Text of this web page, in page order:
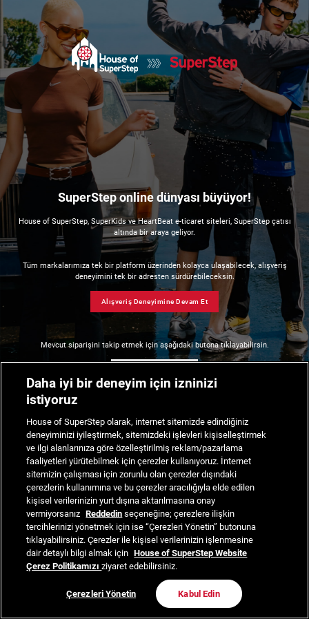
SuperStep online dünyası büyüyor!
House of SuperStep, SuperKids ve HeartBeat e-ticaret siteleri, SuperStep çatısı
altında bir araya geliyor.
Tüm markalarımıza tek bir platform üzerinden kolayca ulaşabilecek, alışveriş
deneyimini tek bir adresten sürdürebileceksin.
Alışveriş Deneyimine Devam Et
Mevcut siparişini takip etmek için aşağıdaki butona tıklayabilirsin.
Daha iyi bir deneyim için izninizi
istiyoruz
House of SuperStep olarak, internet sitemizde edindiğiniz
deneyiminizi iyileştirmek, sitemizdeki işlevleri kişiselleştirmek
ve ilgi alanlarınıza göre özelleştirilmiş reklam/pazarlama
faaliyetleri yürütebilmek için çerezler kullanıyoruz. İnternet
sitemizin çalışması için zorunlu olan çerezler dışındaki
çerezlerin kullanımına ve bu çerezler aracılığıyla elde edilen
kişisel verilerinizin yurt dışına aktarılmasına onay
vermiyorsanız Reddedin seçeneğine; çerezlere ilişkin
tercihlerinizi yönetmek için ise “Çerezleri Yönetin” butonuna
tıklayabilirsiniz. Çerezler ile kişisel verilerinizin işlenmesine
dair detaylı bilgi almak için House of SuperStep Website
Çerez Politikamızıziyaret edebilirsiniz.
Çerezleri Yönetin Kabul Edin